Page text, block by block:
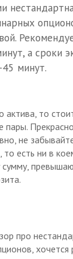
а сроки
минут.
актива, то
пары.
не
есть ни в
сумму,
про
хочется